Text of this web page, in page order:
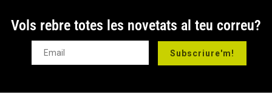
Vols rebre totes les novetats al teu correu?
Subscriure'm!